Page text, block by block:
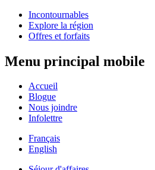
Incontournables
Explore la région
Offres et forfaits
Menu principal mobile
Accueil
Blogue
Nous joindre
Infolettre
Français
English